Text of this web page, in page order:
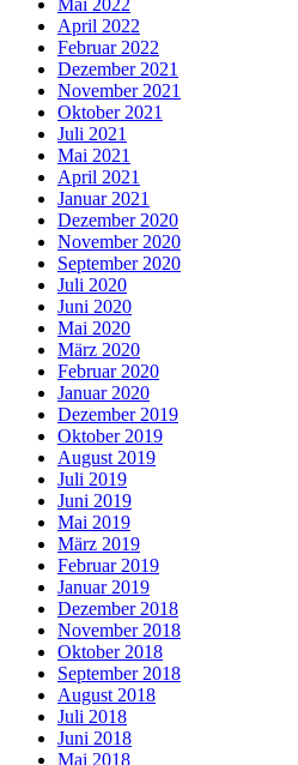
Mai 2022
April 2022
Februar 2022
Dezember 2021
November 2021
Oktober 2021
Juli 2021
Mai 2021
April 2021
Januar 2021
Dezember 2020
November 2020
September 2020
Juli 2020
Juni 2020
Mai 2020
März 2020
Februar 2020
Januar 2020
Dezember 2019
Oktober 2019
August 2019
Juli 2019
Juni 2019
Mai 2019
März 2019
Februar 2019
Januar 2019
Dezember 2018
November 2018
Oktober 2018
September 2018
August 2018
Juli 2018
Juni 2018
Mai 2018